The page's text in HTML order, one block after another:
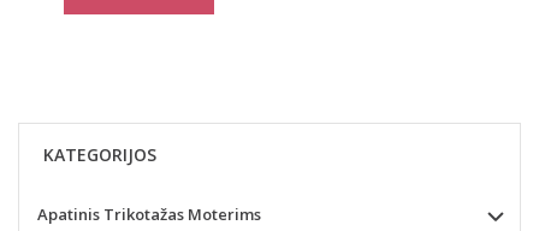
KATEGORIJOS
Apatinis Trikotažas Moterims